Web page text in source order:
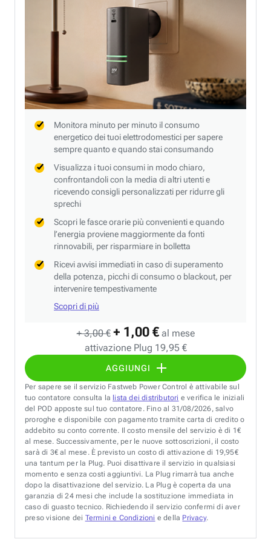
+ 3,00 € + 1,00 € al mese
attivazione Plug 19,95 €
AGGIUNGI
Monitora minuto per minuto il consumo
energetico dei tuoi elettrodomestici per sapere
sempre quanto e quando stai consumando
Visualizza i tuoi consumi in modo chiaro,
confrontandoli con la media di altri utenti e
ricevendo consigli personalizzati per ridurre gli
sprechi
Scopri le fasce orarie più convenienti e quando
l’energia proviene maggiormente da fonti
rinnovabili, per risparmiare in bolletta
Ricevi avvisi immediati in caso di superamento
della potenza, picchi di consumo o blackout, per
intervenire tempestivamente
Scopri di più
Per sapere se il servizio Fastweb Power Control è attivabile sul
tuo contatore consulta la lista dei distributori e verifica le iniziali
del POD apposte sul tuo contatore. Fino al 31/08/2026, salvo
proroghe e disponibile con pagamento tramite carta di credito o
addebito su conto corrente. Il costo mensile del servizio è di 1€
al mese. Successivamente, per le nuove sottoscrizioni, il costo
sarà di 3€ al mese. È previsto un costo di attivazione di 19,95€
una tantum per la Plug. Puoi disattivare il servizio in qualsiasi
momento e senza costi aggiuntivi. La Plug rimarrà tua anche
dopo la disattivazione del servizio. La Plug è coperta da una
garanzia di 24 mesi che include la sostituzione immediata in
caso di guasto tecnico. Richiedendo il servizio confermi di aver
preso visione dei Termini e Condizioni e della Privacy.